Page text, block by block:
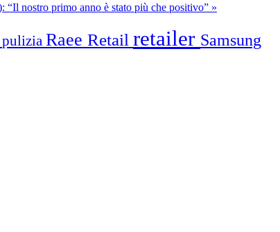
nostro primo anno è stato più che positivo” »
pulizia Raee Retail retailer Samsung